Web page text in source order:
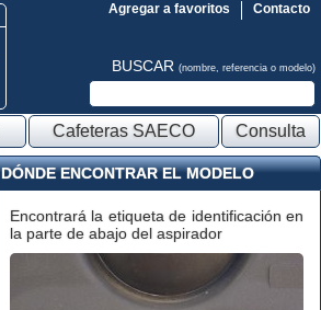
Contacto
Agregar a favoritos
BUSCAR (nombre, referencia o modelo)
Cafeteras SAECO Consulta
DÓNDE ENCONTRAR EL MODELO
Encontrará la etiqueta de identificación en
la parte de abajo del aspirador